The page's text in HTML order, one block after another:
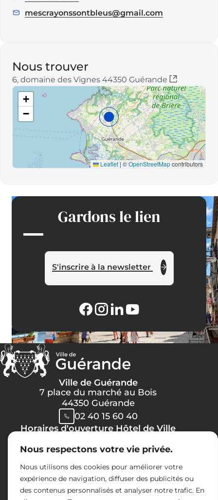
Nous respectons votre vie privée.
Nous utilisons des cookies pour améliorer votre
expérience de navigation, diffuser des publicités ou
des contenus personnalisés et analyser notre trafic. En
mescrayonssontbleus@gmail.com
Nous trouver
6, domaine des Vignes 44350 Guérande
+
−
Leaflet |©OpenStreetMapcontributors
Gardons le lien
S'inscrire à la newsletter
Ville de Guérande
7 place du marché au Bois
44350 Guérande
02 40 15 60 40
Horaires d'ouverture Hôtel de Ville
Lundi, Mercredi, Jeudi, Vendredi :
08h30 -> 12h00
13h30 -> 17h30
Mardi :
8h30 -> 12h00
14h30 -> 17h30